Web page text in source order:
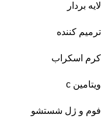
لایه بردار
ترمیم کننده
کرم اسکراب
ویتامین c
فوم و ژل شستشو